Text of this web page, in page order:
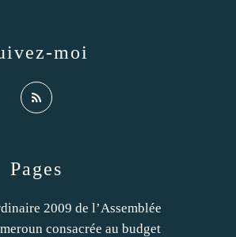
Pages
2009 de l’Assemblée
consacrée au budget
moi